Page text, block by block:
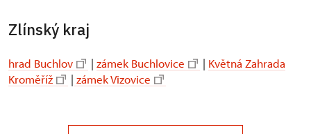
Zlínský kraj
hrad Buchlov | zámek Buchlovice | Květná Zahrada
Kroměříž
| zámek Vizovice